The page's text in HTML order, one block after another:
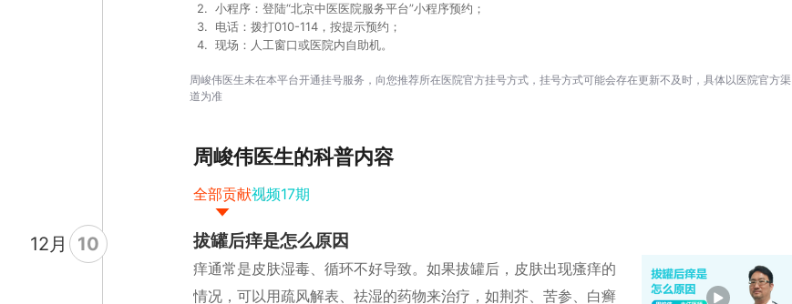
2. 小程序：登陆“北京中医医院服务平台”小程序预约；
3.
电话：拨打010-114，按提示预约；
4. 现场：人工窗口或医院内自助机。
周峻伟医生未在本平台开通挂号服务，向您推荐所在医院官方挂号方式，挂号方式可能会存在更新不及时，具体以医院官方渠
道为准
周峻伟医生的科普内容
全部贡献视频17期
拔罐后痒是怎么原因
痒通常是皮肤湿毒、循环不好导致。如果拔罐后，皮肤出现瘙痒的
情况，可以用疏风解表、祛湿的药物来治疗，如荆芥、苦参、白癣
12月 10